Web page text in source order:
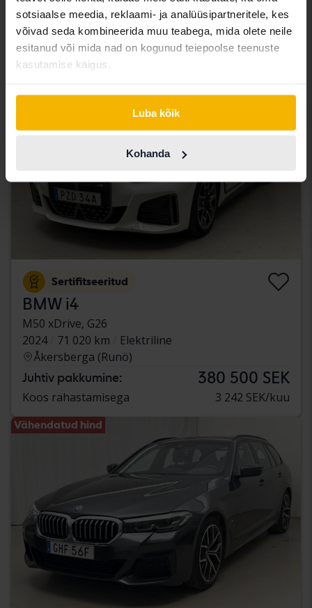
sotsiaalse meedia, reklaami- ja analüüsipartneritele, kes
võivad seda kombineerida muu teabega, mida olete neile
esitanud või mida nad on kogunud teiepoolse teenuste
kasutamise käigus.
Luba kõik
Kohanda
Åkersberga (Runö)
Juhtiv pakkumine: 320 500 SEK
Koos rahastamisega 2 731 SEK/kuu
Sertifitseeritud
BMW i4
M50 xDrive, G26
2024
71 020 km
Elektriline
Åkersberga (Runö)
Juhtiv pakkumine: 380 500 SEK
Koos rahastamisega 3 242 SEK/kuu
Vähendatud hind